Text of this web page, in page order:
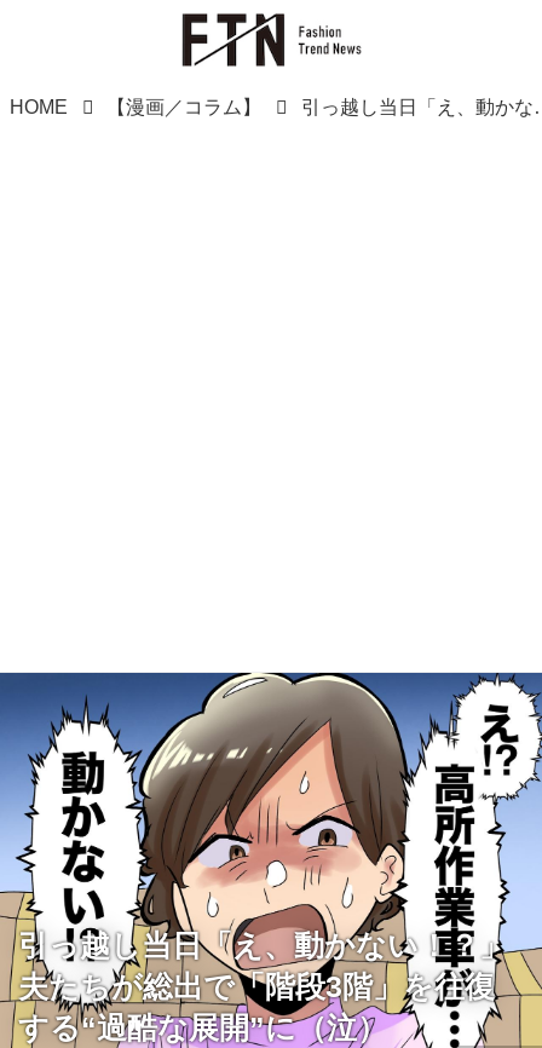
HOME 【漫画／コラム】 引っ越し当日「え、
引っ越し当日「え、動かない！？」
夫たちが総出で「階段3階」を往復
する“過酷な展開”に（泣）